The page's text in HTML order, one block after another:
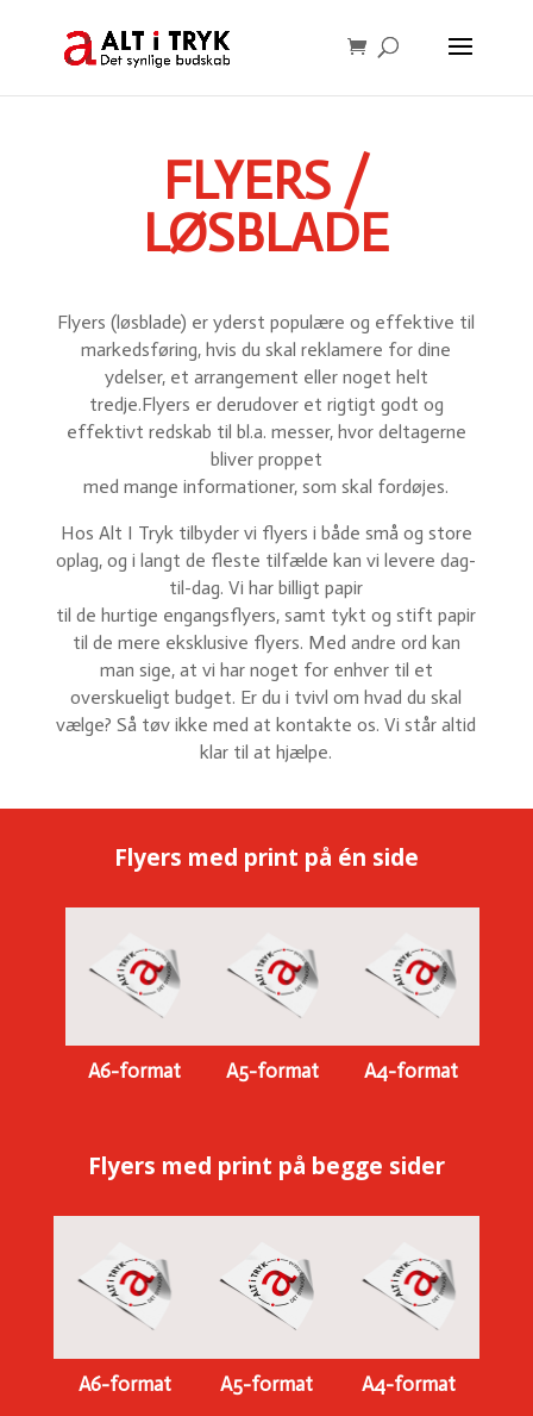
FLYERS /
LØSBLADE
Flyers (løsblade) er yderst populære og effektive til
markedsføring, hvis du skal reklamere for dine
ydelser, et arrangement eller noget helt
tredje.Flyers er derudover et rigtigt godt og
effektivt redskab til bl.a. messer, hvor deltagerne
bliver proppet
med mange informationer, som skal fordøjes.
Hos Alt I Tryk tilbyder vi flyers i både små og store
oplag, og i langt de fleste tilfælde kan vi levere dag-
til-dag. Vi har billigt papir
til de hurtige engangsflyers, samt tykt og stift papir
til de mere eksklusive flyers. Med andre ord kan
man sige, at vi har noget for enhver til et
overskueligt budget. Er du i tvivl om hvad du skal
vælge? Så tøv ikke med at kontakte os. Vi står altid
klar til at hjælpe.
Flyers med print på én side
A6-format A5-format A4-format
Flyers med print på begge sider
A6-format A5-format A4-format